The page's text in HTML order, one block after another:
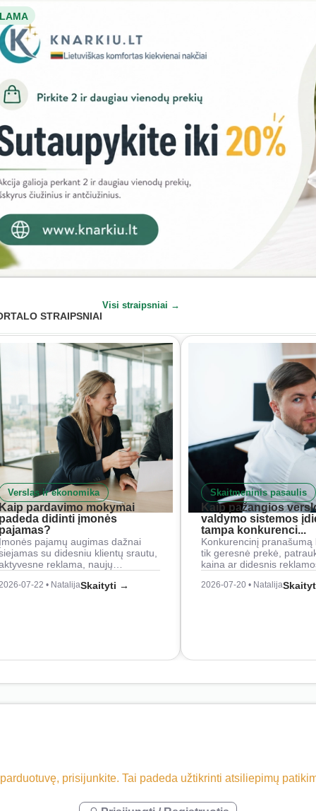
STRAIPSNIAI
Visi straipsniai →
Verslas ir ekonomika
pardavimo mokymai
didinti įmonės
pajamų augimas dažnai
su didesniu klientų srautu,
reklama, naujų…
07-22 • NatalijaSkaityti →
Skaitmeninis pasaulis
Kaip pažangios
valdymo sistemos
tampa konkurenci...
Konkurencinį pranašumą
tik geresnė prekė,
kaina ar didesnis
2026-07-20 • Natalija
prisijunkite. Tai padeda užtikrinti atsiliepimų